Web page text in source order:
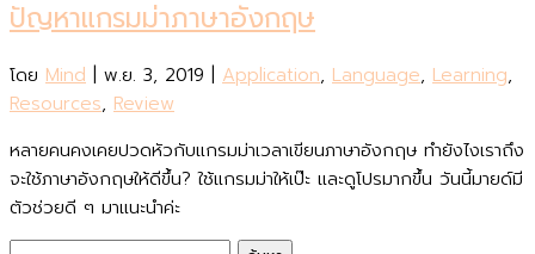
ปัญหาแกรมม่าภาษาอังกฤษ
โดย Mind พ.ย. 3, 2019 Application, Language, Learning,
Resources, Review
หลายคนคงเคยปวดหัวกับแกรมม่าเวลาเขียนภาษาอังกฤษ ทำยังไงเราถึง
จะใช้ภาษาอังกฤษให้ดีขึ้น? ใช้แกรมม่าให้เป๊ะ และดูโปรมากขึ้น วันนี้มายด์มี
ตัวช่วยดี ๆ มาแนะนำค่ะ